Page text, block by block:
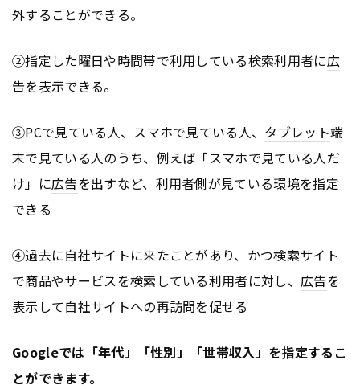
外することができる。
②指定した曜日や時間帯で利用している検索利用者に広
告を表示できる。
③PCで見ている人、スマホで見ている人、 タブレット端
末で見ている人のうち、例えば「スマホで見ている人だ
け」に広告を出すなど、利用者側が見ている環境を指定
できる
④過去に自社サイトに来たことがあり、かつ検索サイト
で商品やサービスを検索している利用者に対し、広告を
表示して自社サイトへの再訪問を促せる
Googleでは「年代」「性別」「世帯収入」を指定するこ
とができます。